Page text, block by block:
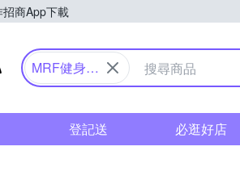
招商App下載
Yahoo購物中心
MRF健身大
登記送 必逛好店